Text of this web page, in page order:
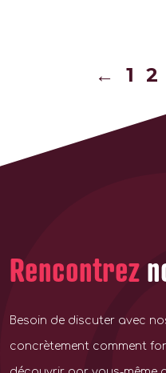
← 1 2
Rencontrez
Besoin de discuter avec
concrètement comment